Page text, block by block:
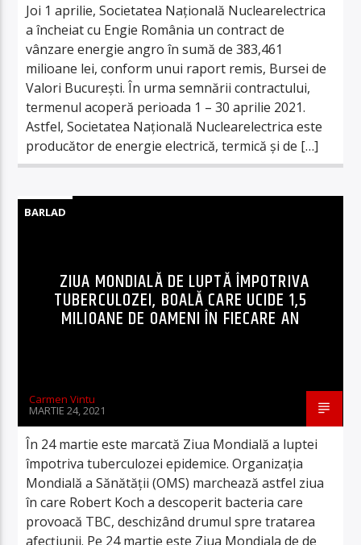
Joi 1 aprilie, Societatea Naţională Nuclearelectrica
a încheiat cu Engie România un contract de
vânzare energie angro în sumă de 383,461
milioane lei, conform unui raport remis, Bursei de
Valori Bucureşti. În urma semnării contractului,
termenul acoperă perioada 1 – 30 aprilie 2021.
Astfel, Societatea Naţională Nuclearelectrica este
producător de energie electrică, termică şi de […]
BARLAD
ZIUA MONDIALĂ DE LUPTĂ ÎMPOTRIVA
TUBERCULOZEI, BOALĂ CARE UCIDE 1,5
MILIOANE DE OAMENI ÎN FIECARE AN
Carmen Vintu
MARTIE 24, 2021
În 24 martie este marcată Ziua Mondială a luptei
împotriva tuberculozei epidemice. Organizaţia
Mondială a Sănătăţii (OMS) marchează astfel ziua
în care Robert Koch a descoperit bacteria care
provoacă TBC, deschizând drumul spre tratarea
afecţiunii. Pe 24 martie este Ziua Mondiala de de